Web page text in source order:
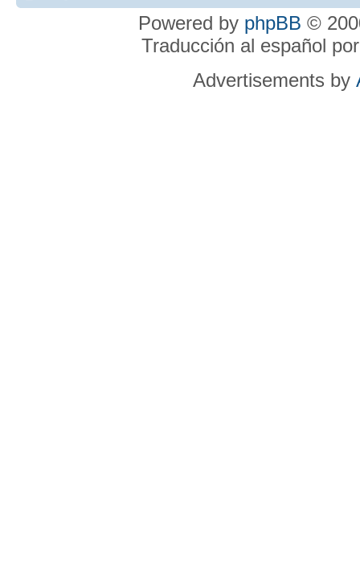
Powered by phpBB ©
Traducción al español
Advertisements by